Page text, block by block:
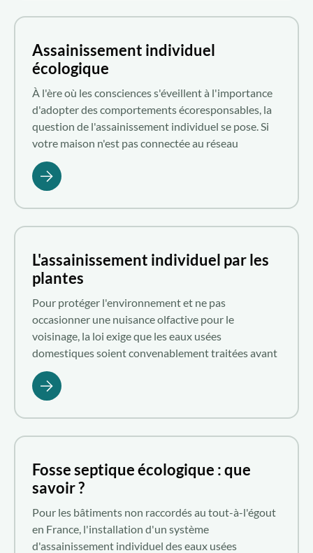
station d'épuration.
Assainissement individuel
écologique
À l'ère où les consciences s'éveillent à l'importance
d'adopter des comportements écoresponsables, la
question de l'assainissement individuel se pose. Si
votre maison n'est pas connectée au réseau
d'assainissement collectif, il vous revient d'opter
pour une méthode d'assainissement écologique
pour le traitement de vos eaux usées. Aquatiris vous
présente les différents systèmes d'assainissement
individuel écologique.
L'assainissement individuel par les
plantes
Pour protéger l'environnement et ne pas
occasionner une nuisance olfactive pour le
voisinage, la loi exige que les eaux usées
domestiques soient convenablement traitées avant
leur évacuation. Si votre maison n'est pas rattachée
au tout-à-l'égout, investir dans un système
d'assainissement individuel par les plantes est une
excellente idée. Il s'agit d'une solution écologique et
économique qui exploite la phytoépuration pour le
Comment fonctionne un dispositif d'assainissement
individuel par les végétaux ? Quel est son prix ?
questions.
Fosse septique écologique : que
savoir ?
Pour les bâtiments non raccordés au tout-à-l'égout
en France, l'installation d'un système
d'assainissement individuel des eaux usées